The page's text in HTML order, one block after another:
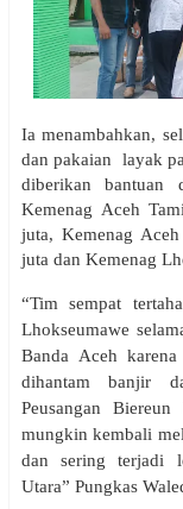
Ia menambahkan,
dan pakaian layak
diberikan bantuan
Kemenag Aceh
juta, Kemenag
juta dan Kemenag
“Tim sempat
Lhokseumawe
Banda Aceh
dihantam banjir
Peusangan
mungkin kembali
dan sering terjadi
Utara” Pungkas